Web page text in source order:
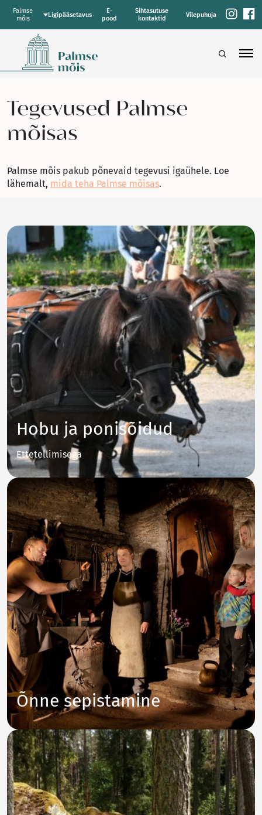
Palmse
mõis
Ligipääsetavus
E-
pood
Sihtasutuse
kontaktid
Vilepuhuja
Tegevused Palmse
mõisas
Palmse mõis pakub põnevaid tegevusi igaühele. Loe
lähemalt, mida teha Palmse mõisas.
Hobu ja ponisõidud
Ettetellimisega
Õnne sepistamine